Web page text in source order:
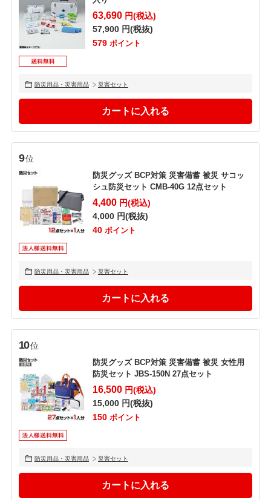
63,690円(税込)
57,900円(税抜)
579 ポイント
防災用品・災害用品 災害セット
9位
防災グッズ BCP対策 災害備蓄 被災 サコッ
シュ防災セット CMB-40G 12点セット
4,400円(税込)
4,000円(税抜)
40 ポイント
防災用品・災害用品 災害セット
10位
防災グッズ BCP対策 災害備蓄 被災 女性用
防災セット JBS-150N 27点セット
16,500円(税込)
15,000円(税抜)
150 ポイント
防災用品・災害用品 災害セット